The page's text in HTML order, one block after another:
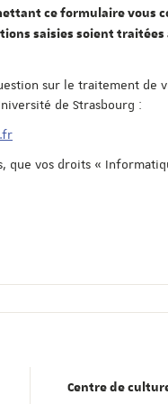
ce formulaire
saisies soient
sur le traitement de
de Strasbourg :
que vos droits «
Centre de